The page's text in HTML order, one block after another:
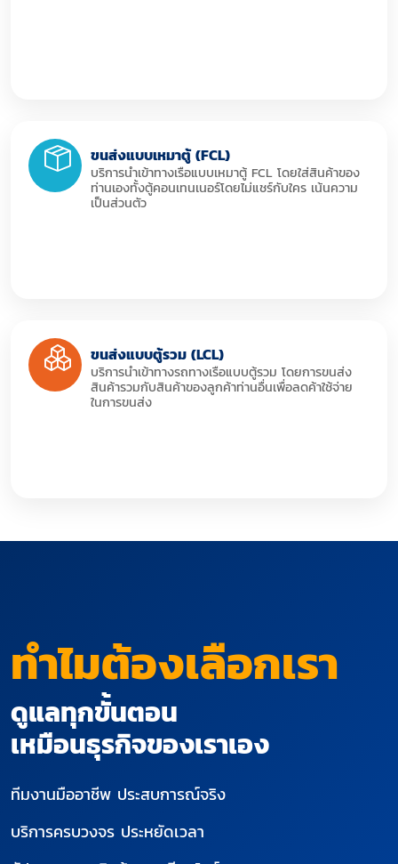
ขนส่งแบบเหมาตู้ (FCL)
บริการนำเข้าทางเรือแบบเหมาตู้ FCL โดยใส่สินค้าของ
ท่านเองทั้งตู้คอนเทนเนอร์โดยไม่แชร์กับใคร เน้นความ
เป็นส่วนตัว
ขนส่งแบบตู้รวม (LCL)
บริการนำเข้าทางรถทางเรือแบบตู้รวม โดยการขนส่ง
สินค้ารวมกับสินค้าของลูกค้าท่านอื่นเพื่อลดค้าใช้จ่าย
ในการขนส่ง
ทำไมต้องเลือกเรา
ดูแลทุกขั้นตอน
เหมือนธุรกิจของเราเอง
ทีมงานมืออาชีพ ประสบการณ์จริง
บริการครบวงจร ประหยัดเวลา